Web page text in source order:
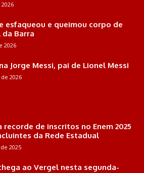
esfaqueou e queimou corpo de
Barra
2026
Jorge Messi, pai de Lionel Messi
2026
recorde de inscritos no Enem 2025
da Rede Estadual
2025
ao Vergel nesta segunda-